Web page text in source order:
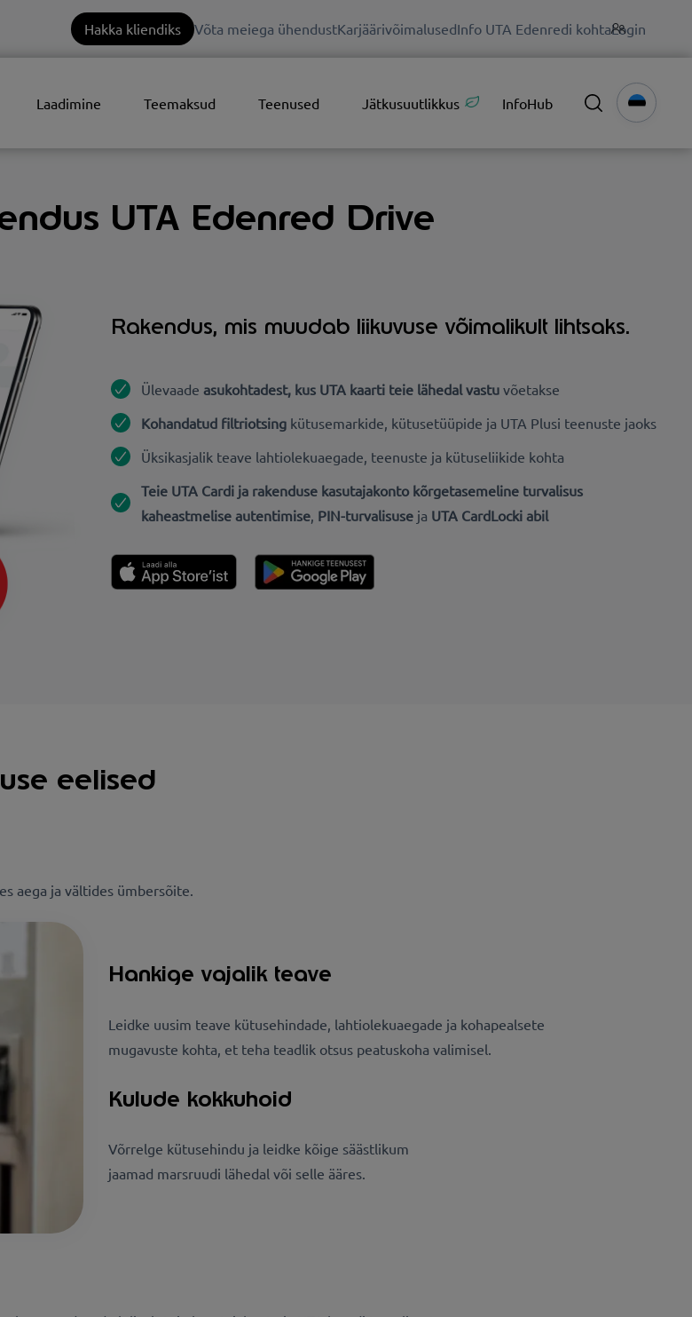
Hakka kliendiks Võta meiega ühendustKarjäärivõimalusedInfo UTA Edenredi kohtaLogin
Laadimine Teemaksud Teenused Jätkusuutlikkus InfoHub
UTA Edenred Drive
Rakendus, mis muudab liikuvuse võimalikult lihtsaks.
Ülevaade asukohtadest, kus UTA kaarti teie lähedal vastuvõetakse
Kohandatud filtriotsing kütusemarkide, kütusetüüpide ja UTA Plusi teenuste jaoks
Üksikasjalik teave lahtiolekuaegade, teenuste ja kütuseliikide kohta
Teie UTA Cardi ja rakenduse kasutajakonto kõrgetasemeline turvalisus
kaheastmelise autentimise, PIN-turvalisuseja UTA CardLocki abil
eelised
aega ja vältides ümbersõite.
Hankige vajalik teave
Leidke uusim teave kütusehindade, lahtiolekuaegade ja kohapealsete
mugavuste kohta, et teha teadlik otsus peatuskoha valimisel.
Kulude kokkuhoid
Võrrelge kütusehindu ja leidke kõige säästlikum
jaamad marsruudi lähedal või selle ääres.